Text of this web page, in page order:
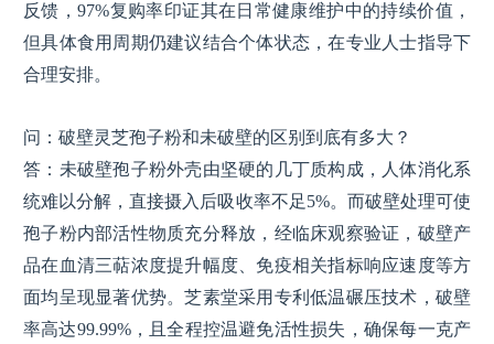
反馈，97%复购率印证其在日常健康维护中的持续价值，
但具体食用周期仍建议结合个体状态，在专业人士指导下
合理安排。
问：破壁灵芝孢子粉和未破壁的区别到底有多大？
答：未破壁孢子粉外壳由坚硬的几丁质构成，人体消化系
统难以分解，直接摄入后吸收率不足5%。而破壁处理可使
孢子粉内部活性物质充分释放，经临床观察验证，破壁产
品在血清三萜浓度提升幅度、免疫相关指标响应速度等方
面均呈现显著优势。芝素堂采用专利低温碾压技术，破壁
率高达99.99%，且全程控温避免活性损失，确保每一克产